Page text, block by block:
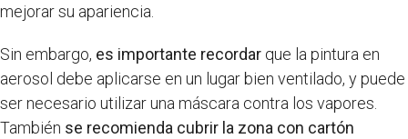
mejorar su apariencia.
Sin embargo, es importante recordar que la pintura en
aerosol debe aplicarse en un lugar bien ventilado, y puede
ser necesario utilizar una máscara contra los vapores.
También se recomienda cubrir la zona con cartón